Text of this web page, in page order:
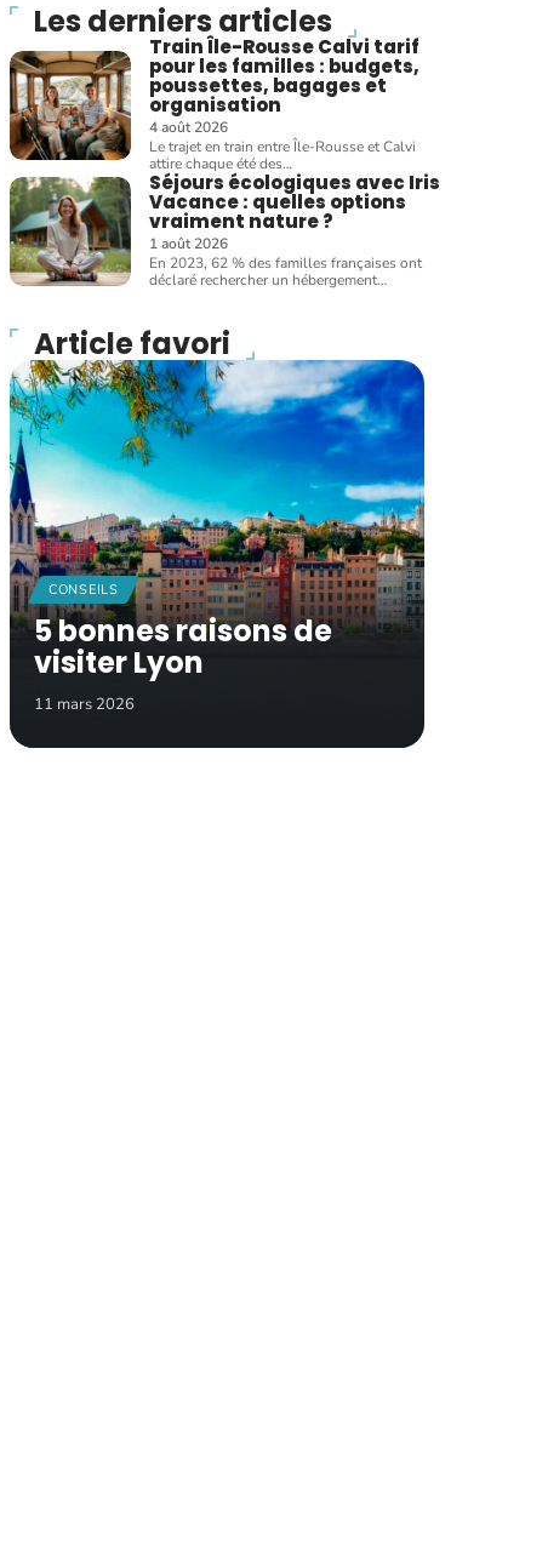
Les derniers articles
Train Île-Rousse Calvi tarif
pour les familles : budgets,
poussettes, bagages et
organisation
4 août 2026
Le trajet en train entre Île-Rousse et Calvi
attire chaque été des…
Séjours écologiques avec Iris
Vacance : quelles options
vraiment nature ?
1 août 2026
En 2023, 62 % des familles françaises ont
déclaré rechercher un hébergement…
Article favori
CONSEILS
5 bonnes raisons de
visiter Lyon
11 mars 2026